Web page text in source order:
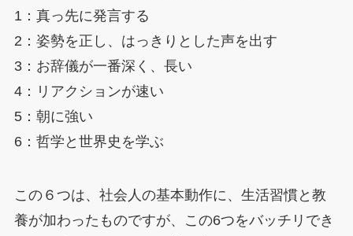
1：真っ先に発言する
2：姿勢を正し、はっきりとした声を出す
3：お辞儀が一番深く、長い
4：リアクションが速い
5：朝に強い
6：哲学と世界史を学ぶ
この６つは、社会人の基本動作に、生活習慣と教
養が加わったものですが、この6つをバッチリでき